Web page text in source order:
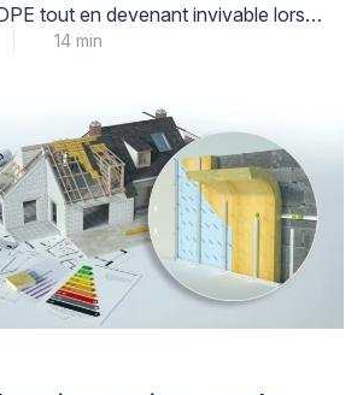
tout en devenant invivable lors
fortes chaleurs : cette situation, de
Le Diagnostic de
intègre désormais un
d’été, mais celui-ci […]
14 min